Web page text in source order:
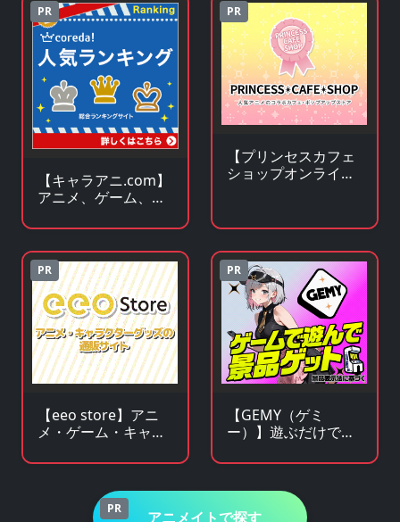
PR
【キャラアニ.com】
アニメ、ゲーム、ア
ズの総合オンライン
ストア
PR
【プリンセスカフェ
ショップオンライ
サイト
PR
【eeo store】アニ
メ・ゲーム・キャラ
サイト
PR
【GEMY（ゲミ
ー）】遊ぶだけで景
ゲームサービス
PR アニメイトで探す